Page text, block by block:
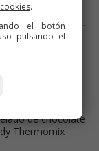
de chocolate
Thermomix
.
el botón
pulsando el